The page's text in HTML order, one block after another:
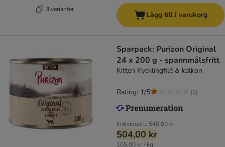
3 varianter
Lägg till i varukorg
Sparpack: Purizon Original
24 x 200 g - spannmålsfritt
Kitten Kycklingfilé & kalkon
Individuellt 540,00 kr
504,00 kr
105,00 kr / kg
Rating: 1/5 (2)